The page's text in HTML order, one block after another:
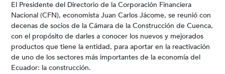
El Presidente del Directorio de la Corporación Financiera
Nacional (CFN), economista Juan Carlos Jácome, se reunió con
decenas de socios de la Cámara de la Construcción de Cuenca,
con el propósito de darles a conocer los nuevos y mejorados
productos que tiene la entidad, para aportar en la reactivación
de uno de los sectores más importantes de la economía del
Ecuador: la construcción.